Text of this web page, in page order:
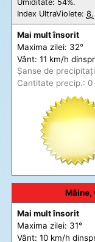
Umiditate: 54%.
Index UltraViolete: 8.
Mai mult însorit
Maxima zilei: 32°
Vânt: 11 km/h din
Șanse de precip
Cantitate precip.: 0
Mâine,
Mai mult însorit
Maxima zilei: 31°
Vânt: 10 km/h din